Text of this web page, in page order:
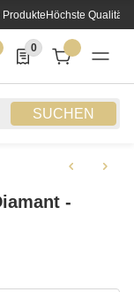
Höchste Qualität
SUCHEN
Notifizierungen
0
0 Produkte in der
-